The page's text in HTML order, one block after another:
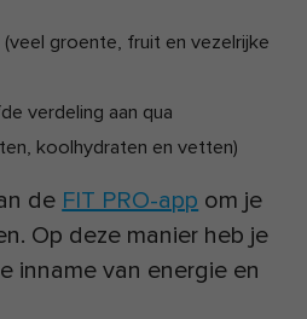
groente, fruit en vezelrijke
verdeling aan qua
koolhydraten en vetten)
de FIT PRO-app om je
Op deze manier heb je
inname van energie en